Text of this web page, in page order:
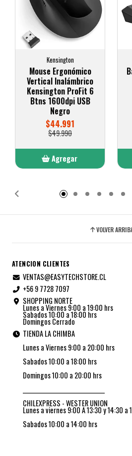
Kensington
Mouse Ergonómico
Vertical Inalámbrico
Kensington ProFit 6
Btns 1600dpi USB
Negro
$44.991
$49.990
Agregar
VOLVER
ATENCION CLIENTES
VENTAS@EASYTECHSTORE.CL
+56 9 7728 7097
SHOPPING NORTE
Lunes a Viernes 9:00 a 19:00 hrs
Sabados 10:00 a 18:00 hrs
Domingos Cerrado
TIENDA LA CHIMBA
Lunes a Viernes 9:00 a 20:00 hrs
Sabados 10:00 a 18:00 hrs
Domingos 10:00 a 20:00 hrs
CHILEXPRESS - WESTER UNION
Lunes a viernes 9:00 A 13:30 y 14:30 a
Sabados 10:00 a 14:00 hrs